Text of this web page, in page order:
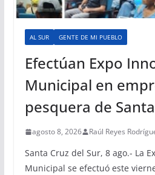
AL SUR GENTE DE MI PUEBLO
Efectúan Expo
Municipal en
pesquera de
agosto 8, 2026 Raúl Reyes
Santa Cruz del Sur, 8 ago.- La
Municipal se efectuó este